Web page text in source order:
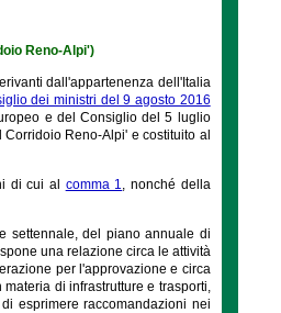
Reno-Alpi')
dall'appartenenza dell'Italia
dei ministri del 9 agosto 2016
e del Consiglio del 5 luglio
Reno-Alpi' e costituito al
di cui al comma 1, nonché della
settennale, del piano annuale di
una relazione circa le attività
per l'approvazione e circa
di infrastrutture e trasporti,
esprimere raccomandazioni nei